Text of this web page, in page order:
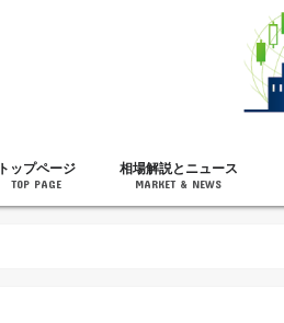
トップページ
TOP PAGE
相場解説とニュース
MARKET & NEWS